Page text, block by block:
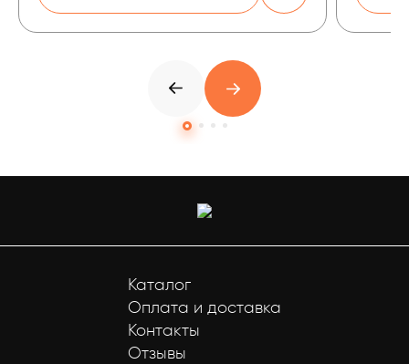
Каталог
Оплата и доставка
Контакты
Отзывы